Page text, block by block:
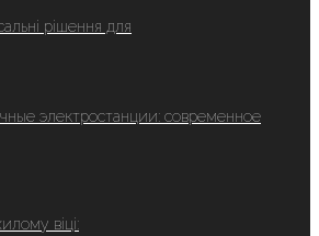
рішення для
электростанции: современное
віці: